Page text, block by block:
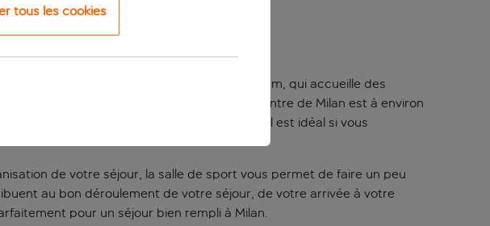
et dormir au calme. Le Mediolanum Forum, qui accueille des
quatre stations de métro, et le centre de Milan est à environ
virées shopping. L’emplacement de l’hôtel est idéal si vous
de votre séjour, la salle de sport vous permet de faire un peu
au bon déroulement de votre séjour, de votre arrivée à votre
pour un séjour bien rempli à Milan.
tous les cookies